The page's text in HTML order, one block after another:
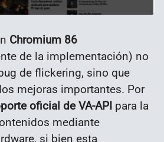
Chromium 86
de la implementación) no
de flickering, sino que
mejoras importantes. Por
oficial de VA-API para la
mediante
si bien esta